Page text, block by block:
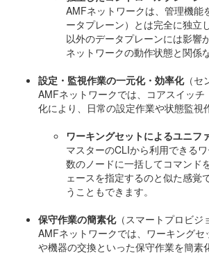
AMFネットワークは、管理機能
ータプレーン）とは完全に独立
以外のデータプレーンには影響
ネットワークの動作状態と関係
設定・監視作業の一元化・効率化（セ
AMFネットワークでは、コアスイッ
化により、日常の設定作業や状態監
ワーキングセットによるユニフ
マスターのCLIから利用できる
数のノードに一括してコマンド
ェースを指定するのと似た感覚
うこともできます。
保守作業の簡素化（スマートプロビジ
AMFネットワークでは、ワーキング
や機器の交換といった保守作業を簡素